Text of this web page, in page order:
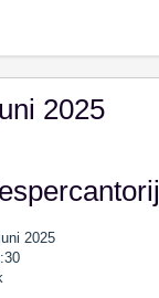
2025
2025